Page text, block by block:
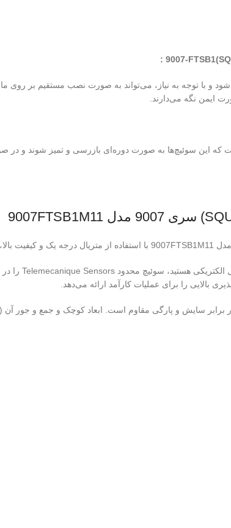
و با توجه به نیاز، می‌تواند به صورت نصب مستقیم بر روی
ایمن نگه می‌دارند.
که این سوئیچ‌ها به صورت دوره‌ای بازرسی و تمیز شوند و در
بالایی را برای عملیات کارآمد ارائه می‌دهد.